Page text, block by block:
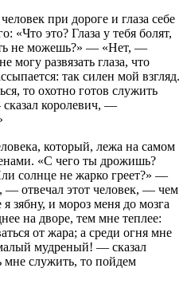
при дороге и глаза себе
«Что это? Глаза у тебя болят,
не можешь?» — «Нет, —
могу развязать глаза, что
так силен мой взгляд.
то охотно готов служить
королевич, —
который, лежа на самом
«С чего ты дрожишь?
солнце не жарко греет?» —
— отвечал этот человек, — чем
зябну, и мороз меня до мозга
на дворе, тем мне теплее:
от жара; а среди огня мне
мудреный! — сказал
служить, то пойдем